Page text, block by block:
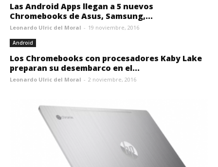
Las Android Apps llegan a 5 nuevos
Chromebooks de Asus, Samsung,...
Leonardo Ulric del Moral - 19 noviembre, 2016
Android
Los Chromebooks con procesadores Kaby Lake
preparan su desembarco en el...
Leonardo Ulric del Moral - 2 noviembre, 2016